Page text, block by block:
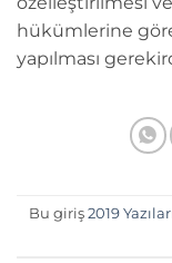
hükümlerine
yapılması
Bu giriş 2019